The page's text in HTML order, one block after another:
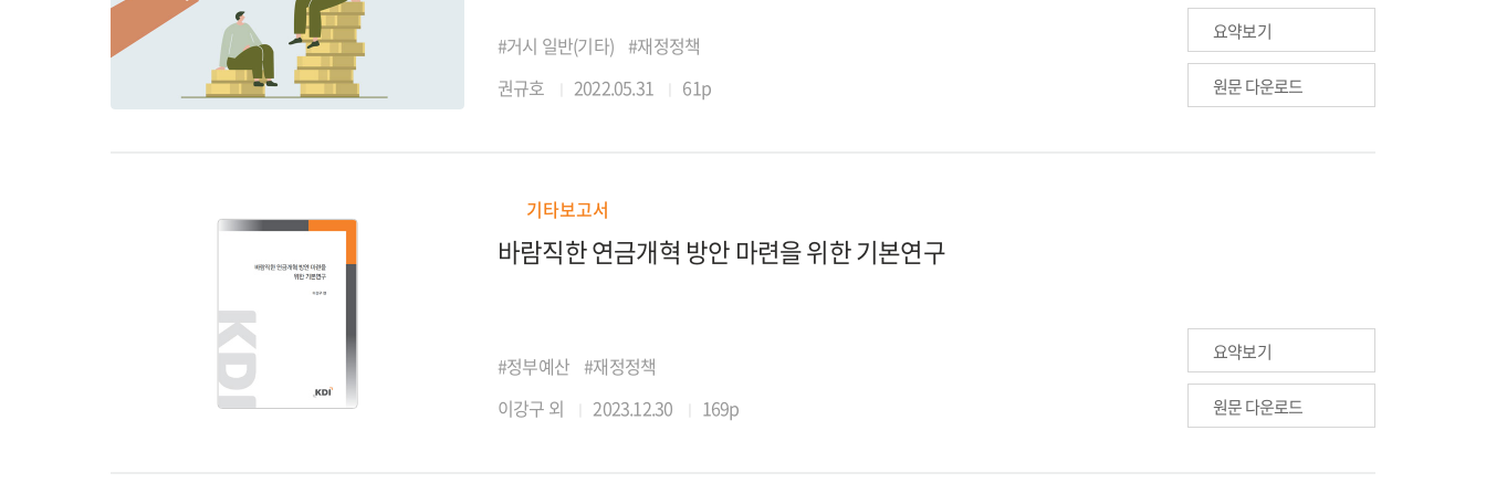
#거시 일반(기타) #재정정책
권규호
2022.05.31 61p
요약보기
원문 다운로드
기타보고서
바람직한 연금개혁 방안 마련을 위한 기본연구
#정부예산 #재정정책
이강구 외
2023.12.30 169p
요약보기
원문 다운로드